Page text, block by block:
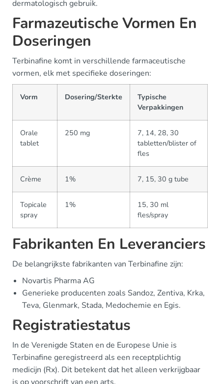
dermatologisch gebruik.
Farmazeutische Vormen En
Doseringen
Terbinafine komt in verschillende farmaceutische
vormen, elk met specifieke doseringen:
Vorm Dosering/Sterkte
Typische
Verpakkingen
Orale
tablet
250 mg
7, 14, 28, 30
tabletten/blister of
fles
Crème 1% 7, 15, 30 g tube
Topicale
spray
1%
15, 30 ml
fles/spray
Fabrikanten En Leveranciers
De belangrijkste fabrikanten van Terbinafine zijn:
Novartis Pharma AG
Generieke producenten zoals Sandoz, Zentiva, Krka,
Teva, Glenmark, Stada, Medochemie en Egis.
Registratiestatus
In de Verenigde Staten en de Europese Unie is
Terbinafine geregistreerd als een receptplichtig
medicijn (Rx). Dit betekent dat het alleen verkrijgbaar